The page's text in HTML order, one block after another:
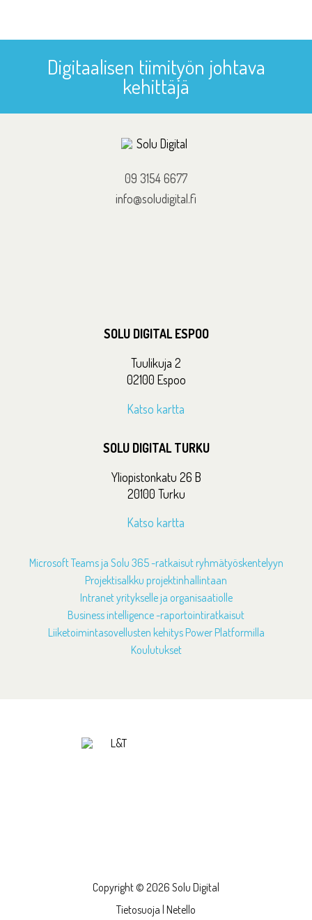
Digitaalisen tiimityön johtava
kehittäjä
09 3154 6677
info@soludigital.fi
SOLU DIGITAL ESPOO
Tuulikuja 2
02100 Espoo
Katso kartta
SOLU DIGITAL TURKU
Yliopistonkatu 26 B
20100 Turku
Katso kartta
Microsoft Teams ja Solu 365 -ratkaisut ryhmätyöskentelyyn
Projektisalkku projektinhallintaan
Intranet yritykselle ja organisaatiolle
Business intelligence -raportointiratkaisut
Liiketoimintasovellusten kehitys Power Platformilla
Koulutukset
Copyright © 2026 Solu Digital
Tietosuoja Netello